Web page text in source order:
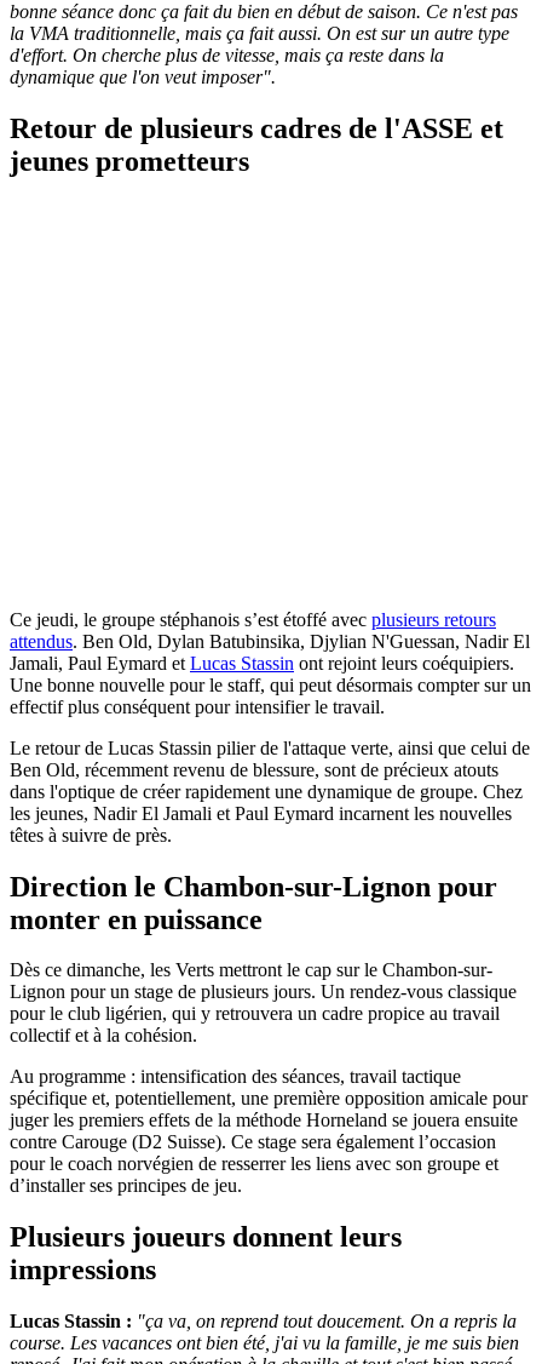
bonne séance donc ça fait du bien en début de saison. Ce n'est pas
la VMA traditionnelle, mais ça fait aussi. On est sur un autre type
d'effort. On cherche plus de vitesse, mais ça reste dans la
dynamique que l'on veut imposer".
Retour de plusieurs cadres de l'ASSE et
jeunes prometteurs
Ce jeudi, le groupe stéphanois s’est étoffé avec plusieurs retours
attendus. Ben Old, Dylan Batubinsika, Djylian N'Guessan, Nadir El
Jamali, Paul Eymard et Lucas Stassin ont rejoint leurs coéquipiers.
Une bonne nouvelle pour le staff, qui peut désormais compter sur un
effectif plus conséquent pour intensifier le travail.
Le retour de Lucas Stassin pilier de l'attaque verte, ainsi que celui de
Ben Old, récemment revenu de blessure, sont de précieux atouts
dans l'optique de créer rapidement une dynamique de groupe. Chez
les jeunes, Nadir El Jamali et Paul Eymard incarnent les nouvelles
têtes à suivre de près.
Direction le Chambon-sur-Lignon pour
monter en puissance
Dès ce dimanche, les Verts mettront le cap sur le Chambon-sur-
Lignon pour un stage de plusieurs jours. Un rendez-vous classique
pour le club ligérien, qui y retrouvera un cadre propice au travail
collectif et à la cohésion.
Au programme : intensification des séances, travail tactique
spécifique et, potentiellement, une première opposition amicale pour
juger les premiers effets de la méthode Horneland se jouera ensuite
contre Carouge (D2 Suisse). Ce stage sera également l’occasion
pour le coach norvégien de resserrer les liens avec son groupe et
d’installer ses principes de jeu.
Plusieurs joueurs donnent leurs
impressions
Lucas Stassin : "ça va, on reprend tout doucement. On a repris la
course. Les vacances ont bien été, j'ai vu la famille, je me suis bien